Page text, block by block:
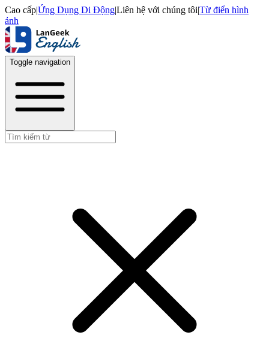
Cao cấp|Ứng Dụng Di Động|Liên hệ với chúng tôi|Từ điển hình
ảnh
Toggle navigation